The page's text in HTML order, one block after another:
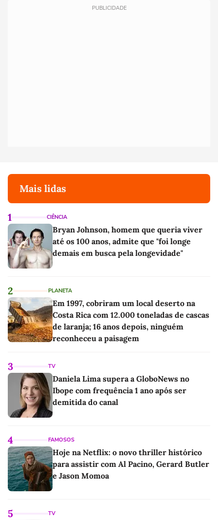
PUBLICIDADE
Mais lidas
1 CIÊNCIA
Bryan Johnson, homem que queria viver
até os 100 anos, admite que "foi longe
demais em busca pela longevidade"
2 PLANETA
Em 1997, cobriram um local deserto na
Costa Rica com 12.000 toneladas de cascas
de laranja; 16 anos depois, ninguém
reconheceu a paisagem
3 TV
Daniela Lima supera a GloboNews no
Ibope com frequência 1 ano após ser
demitida do canal
4 FAMOSOS
Hoje na Netflix: o novo thriller histórico
para assistir com Al Pacino, Gerard Butler
e Jason Momoa
5 TV